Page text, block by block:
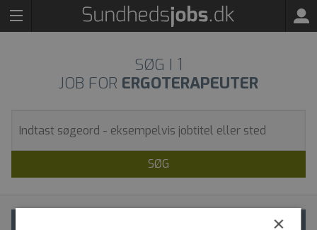
SØG I 1
JOB FOR ERGOTERAPEUTER
SØG
×